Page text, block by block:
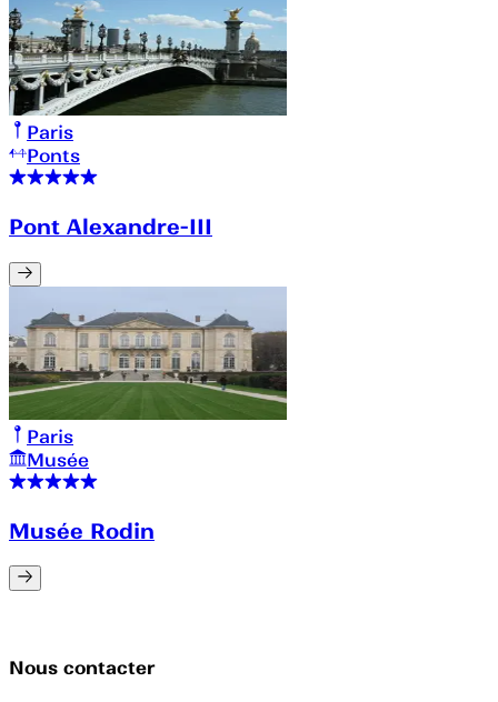
Paris
Ponts
Pont Alexandre-III
Paris
Musée
Musée Rodin
Nous contacter